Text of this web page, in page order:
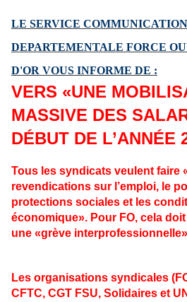
LE SERVICE
DEPARTEMENTALE FORCE
D'OR VOUS INFORME DE :
VERS «UNE
MASSIVE DES
DÉBUT DE L’ANNÉE
Tous les syndicats veulent faire
revendications sur l’emploi, le
protections sociales et les
économique». Pour FO, cela
une «grève
Les organisations syndicales
CFTC, CGT FSU, Solidaires et